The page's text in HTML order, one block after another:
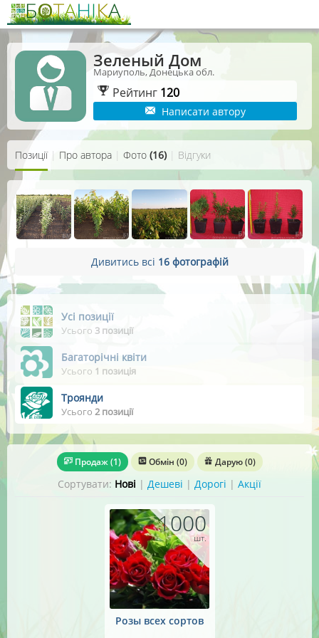
Зеленый Дом
Мариуполь, Донецька обл.
Рейтинг 120
Написати автору
Позиції| Про автора | Фото (16)| Відгуки
Дивитись всі 16 фотографій
Усі позиції
Усього 3 позиції
Багаторічні квіти
Усього 1 позиція
Троянди
Усього 2 позиції
Продаж(1) Обмін (0) Дарую(0)
Сортувати: Нові | Дешеві | Дорогі | Акції
1000
шт.
Розы всех сортов